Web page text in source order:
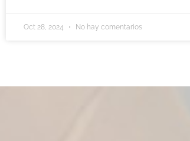
Oct 28, 2024 No hay comentarios